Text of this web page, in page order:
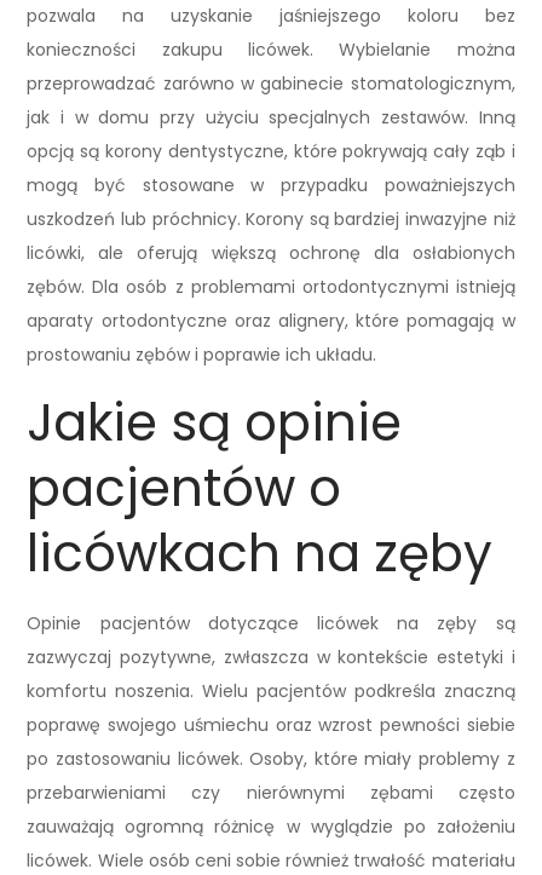
pozwala na uzyskanie jaśniejszego koloru bez
konieczności zakupu licówek. Wybielanie można
przeprowadzać zarówno w gabinecie stomatologicznym,
jak i w domu przy użyciu specjalnych zestawów. Inną
opcją są korony dentystyczne, które pokrywają cały ząb i
mogą być stosowane w przypadku poważniejszych
uszkodzeń lub próchnicy. Korony są bardziej inwazyjne niż
licówki, ale oferują większą ochronę dla osłabionych
zębów. Dla osób z problemami ortodontycznymi istnieją
aparaty ortodontyczne oraz alignery, które pomagają w
prostowaniu zębów i poprawie ich układu.
Jakie są opinie
pacjentów o
licówkach na zęby
Opinie pacjentów dotyczące licówek na zęby są
zazwyczaj pozytywne, zwłaszcza w kontekście estetyki i
komfortu noszenia. Wielu pacjentów podkreśla znaczną
poprawę swojego uśmiechu oraz wzrost pewności siebie
po zastosowaniu licówek. Osoby, które miały problemy z
przebarwieniami czy nierównymi zębami często
zauważają ogromną różnicę w wyglądzie po założeniu
licówek. Wiele osób ceni sobie również trwałość materiału